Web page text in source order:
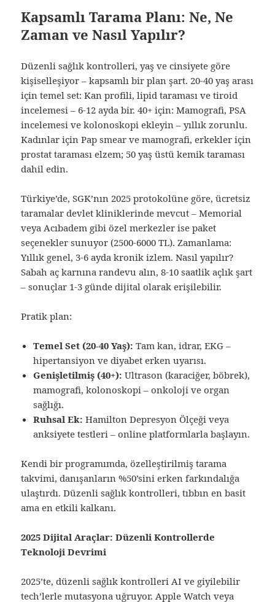
Kapsamlı Tarama Planı: Ne, Ne
Zaman ve Nasıl Yapılır?
Düzenli sağlık kontrolleri, yaş ve cinsiyete göre
kişiselleşiyor – kapsamlı bir plan şart. 20-40 yaş arası
için temel set: Kan profili, lipid taraması ve tiroid
incelemesi – 6-12 ayda bir. 40+ için: Mamografi, PSA
incelemesi ve kolonoskopi ekleyin – yıllık zorunlu.
Kadınlar için Pap smear ve mamografi, erkekler için
prostat taraması elzem; 50 yaş üstü kemik taraması
dahil edin.
Türkiye’de, SGK’nın 2025 protokolüne göre, ücretsiz
taramalar devlet kliniklerinde mevcut – Memorial
veya Acıbadem gibi özel merkezler ise paket
seçenekler sunuyor (2500-6000 TL). Zamanlama:
Yıllık genel, 3-6 ayda kronik izlem. Nasıl yapılır?
Sabah aç karnına randevu alın, 8-10 saatlik açlık şart
– sonuçlar 1-3 günde dijital olarak erişilebilir.
Pratik plan:
Temel Set (20-40 Yaş): Tam kan, idrar, EKG –
hipertansiyon ve diyabet erken uyarısı.
Genişletilmiş (40+): Ultrason (karaciğer, böbrek),
mamografi, kolonoskopi – onkoloji ve organ
sağlığı.
Ruhsal Ek: Hamilton Depresyon Ölçeği veya
anksiyete testleri – online platformlarla başlayın.
Kendi bir programımda, özelleştirilmiş tarama
takvimi, danışanların %50’sini erken farkındalığa
ulaştırdı. Düzenli sağlık kontrolleri, tıbbın en basit
ama en etkili kalkanı.
2025 Dijital Araçlar: Düzenli Kontrollerde
Teknoloji Devrimi
2025’te, düzenli sağlık kontrolleri AI ve giyilebilir
tech’lerle mutasyona uğruyor. Apple Watch veya